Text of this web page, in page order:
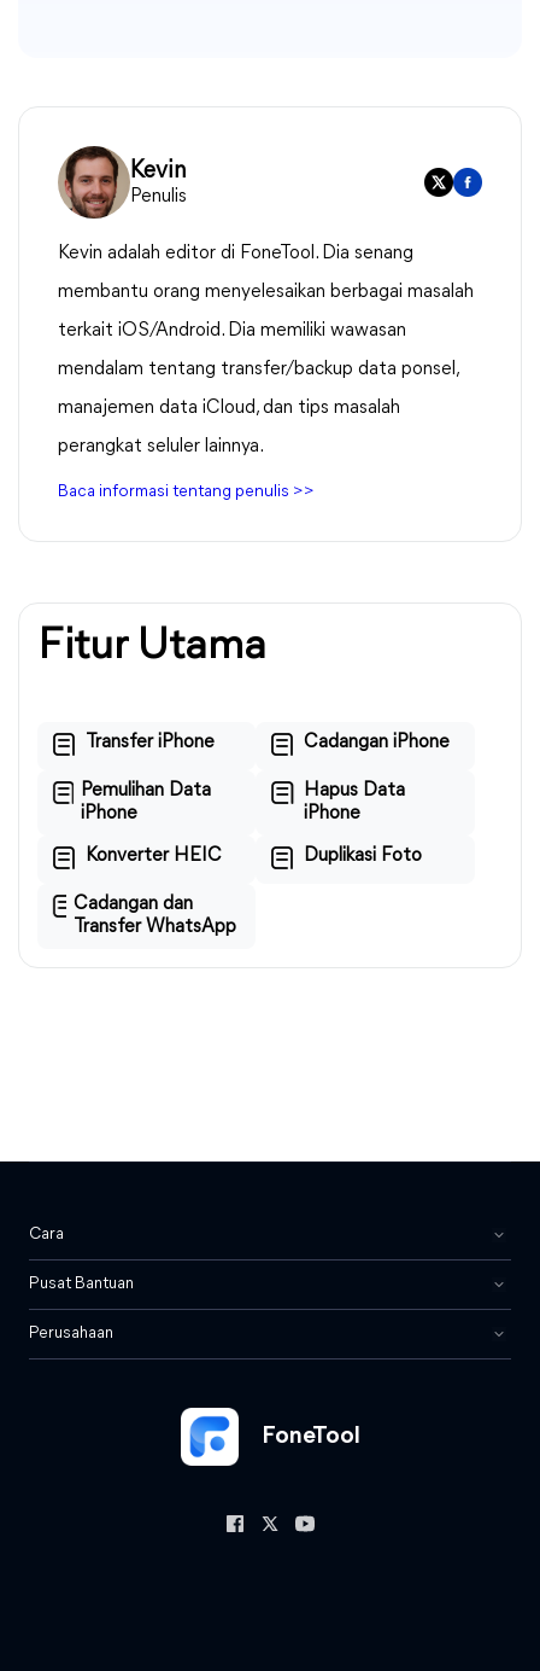
Kevin
Penulis
Kevin adalah editor di FoneTool. Dia senang
membantu orang menyelesaikan berbagai masalah
terkait iOS/Android. Dia memiliki wawasan
mendalam tentang transfer/backup data ponsel,
manajemen data iCloud, dan tips masalah
perangkat seluler lainnya.
Baca informasi tentang penulis >>
Fitur Utama
Transfer iPhone Cadangan iPhone
Pemulihan Data
iPhone
Hapus Data
iPhone
Konverter HEIC Duplikasi Foto
Cadangan dan
Transfer WhatsApp
FoneTool
Cara
Pusat Bantuan
Perusahaan